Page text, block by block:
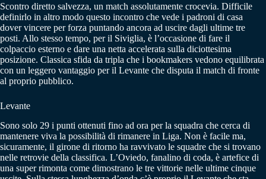
Scontro diretto salvezza, un match assolutamente crocevia. Difficile
definirlo in altro modo questo incontro che vede i padroni di casa
dover vincere per forza puntando ancora ad uscire dagli ultime tre
posti. Allo stesso tempo, per il Siviglia, è l’occasione di fare il
colpaccio esterno e dare una netta accelerata sulla diciottesima
posizione. Classica sfida da tripla che i bookmakers vedono equilibrata
con un leggero vantaggio per il Levante che disputa il match di fronte
al proprio pubblico.
Levante
Sono solo 29 i punti ottenuti fino ad ora per la squadra che cerca di
mantenere viva la possibilità di rimanere in Liga. Non è facile ma,
sicuramente, il girone di ritorno ha ravvivato le squadre che si trovano
nelle retrovie della classifica. L’Oviedo, fanalino di coda, è artefice di
una super rimonta come dimostrano le tre vittorie nelle ultime cinque